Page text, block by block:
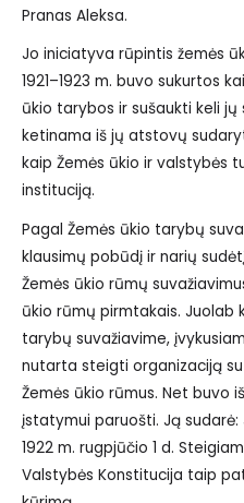
Pranas Aleksa.
Jo iniciatyva rūpintis žemės
1921–1923 m. buvo sukurtos
ūkio tarybos ir sušaukti keli
ketinama iš jų atstovų
kaip Žemės ūkio ir valstybės
instituciją.
Pagal Žemės ūkio tarybų
klausimų pobūdį ir narių
Žemės ūkio rūmų
ūkio rūmų pirmtakais. Juolab
tarybų suvažiavime,
nutarta steigti organizaciją
Žemės ūkio rūmus. Net buvo
įstatymui paruošti. Ją sudarė:
1922 m. rugpjūčio 1 d.
Valstybės Konstitucija taip